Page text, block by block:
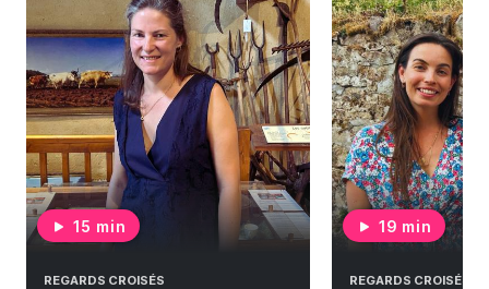
15 min
REGARDS CROISÉS
19 min
REGARDS CROISÉS